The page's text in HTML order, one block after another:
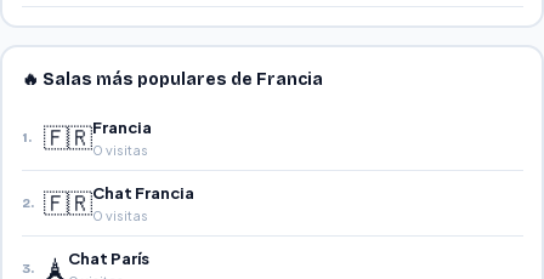
🔥 Salas más populares de Francia
1. 🇫🇷Francia
0 visitas
2. 🇫🇷Chat Francia
0 visitas
3. 🗼 Chat París